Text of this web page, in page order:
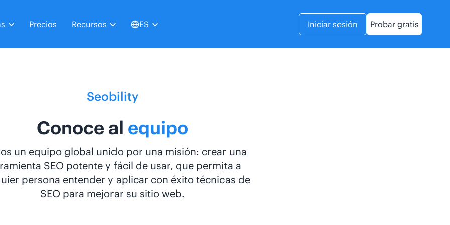
Precios Recursos ES Iniciar sesión Probar gratis
Seobility
Conoce al equipo
un equipo global unido por una misión: crear una
SEO potente y fácil de usar, que permita a
persona entender y aplicar con éxito técnicas de
SEO para mejorar su sitio web.